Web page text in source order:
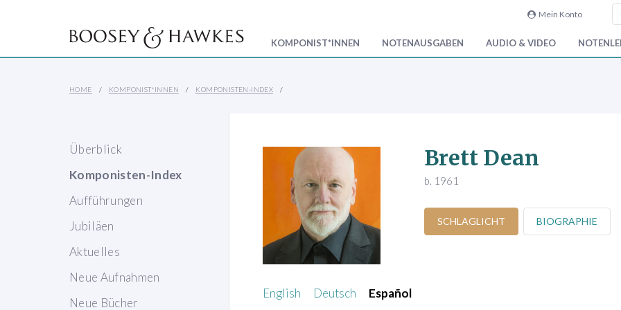
Mein Konto
KOMPONIST*INNEN NOTENAUSGABEN AUDIO & VIDEO
HOME KOMPONIST*INNEN KOMPONISTEN-INDEX
Überblick
Komponisten-Index
Aufführungen
Jubiläen
Aktuelles
Neue Aufnahmen
Neue Bücher
Brett Dean
b. 1961
SCHLAGLICHT BIOGRAPHIE
English Deutsch
Español